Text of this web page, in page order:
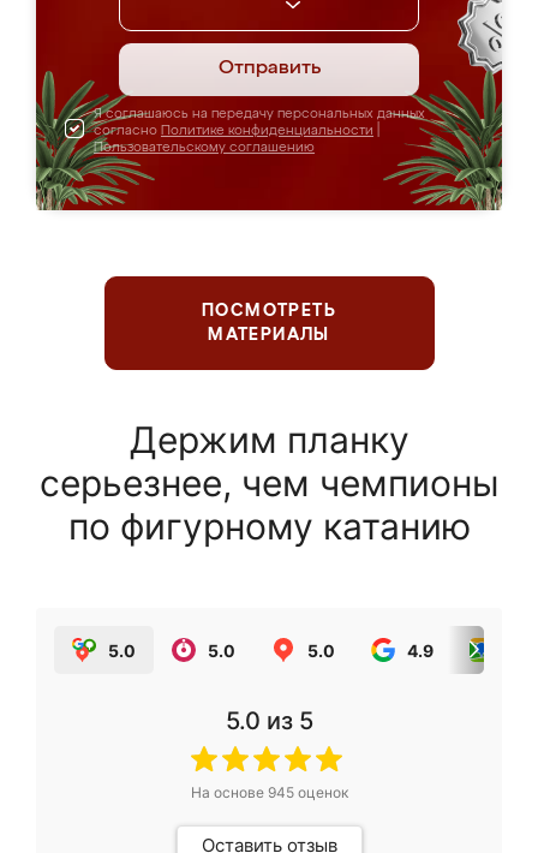
Отправить
Я соглашаюсь на передачу персональных данных
согласно Политике конфиденциальности
Пользовательскому соглашению
ПОСМОТРЕТЬ
МАТЕРИАЛЫ
Держим планку
серьезнее, чем чемпионы
по фигурному катанию
5.0 5.0 5.0 4.9
5.0 из 5
На основе 945оценок
Оставить отзыв